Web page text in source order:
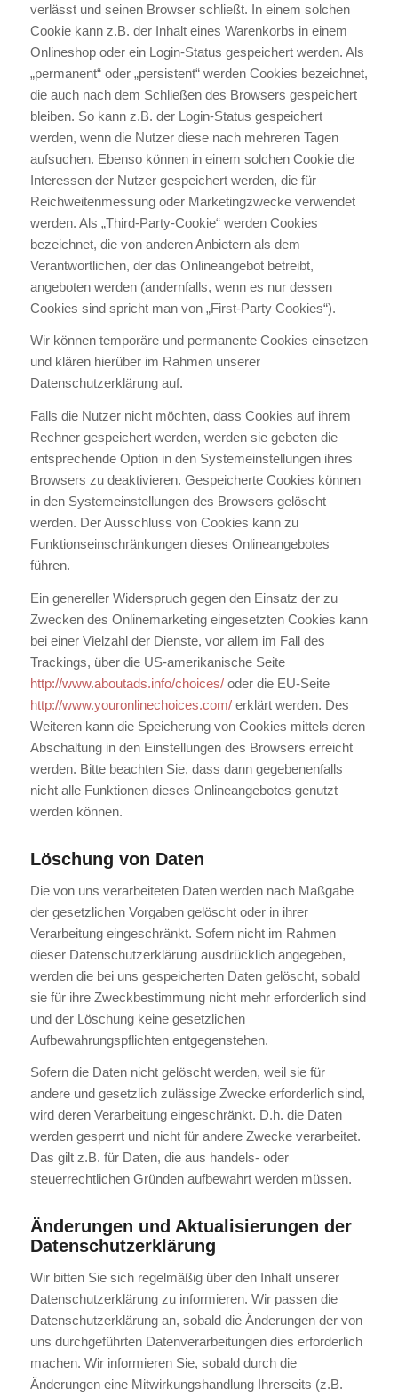
verlässt und seinen Browser schließt. In einem solchen
Cookie kann z.B. der Inhalt eines Warenkorbs in einem
Onlineshop oder ein Login-Status gespeichert werden. Als
„permanent“ oder „persistent“ werden Cookies bezeichnet,
die auch nach dem Schließen des Browsers gespeichert
bleiben. So kann z.B. der Login-Status gespeichert
werden, wenn die Nutzer diese nach mehreren Tagen
aufsuchen. Ebenso können in einem solchen Cookie die
Interessen der Nutzer gespeichert werden, die für
Reichweitenmessung oder Marketingzwecke verwendet
werden. Als „Third-Party-Cookie“ werden Cookies
bezeichnet, die von anderen Anbietern als dem
Verantwortlichen, der das Onlineangebot betreibt,
angeboten werden (andernfalls, wenn es nur dessen
Cookies sind spricht man von „First-Party Cookies“).
Wir können temporäre und permanente Cookies einsetzen
und klären hierüber im Rahmen unserer
Datenschutzerklärung auf.
Falls die Nutzer nicht möchten, dass Cookies auf ihrem
Rechner gespeichert werden, werden sie gebeten die
entsprechende Option in den Systemeinstellungen ihres
Browsers zu deaktivieren. Gespeicherte Cookies können
in den Systemeinstellungen des Browsers gelöscht
werden. Der Ausschluss von Cookies kann zu
Funktionseinschränkungen dieses Onlineangebotes
führen.
Ein genereller Widerspruch gegen den Einsatz der zu
Zwecken des Onlinemarketing eingesetzten Cookies kann
bei einer Vielzahl der Dienste, vor allem im Fall des
Trackings, über die US-amerikanische Seite
http://www.aboutads.info/choices/oder die EU-Seite
http://www.youronlinechoices.com/erklärt werden. Des
Weiteren kann die Speicherung von Cookies mittels deren
Abschaltung in den Einstellungen des Browsers erreicht
werden. Bitte beachten Sie, dass dann gegebenenfalls
nicht alle Funktionen dieses Onlineangebotes genutzt
werden können.
Löschung von Daten
Die von uns verarbeiteten Daten werden nach Maßgabe
der gesetzlichen Vorgaben gelöscht oder in ihrer
Verarbeitung eingeschränkt. Sofern nicht im Rahmen
dieser Datenschutzerklärung ausdrücklich angegeben,
werden die bei uns gespeicherten Daten gelöscht, sobald
sie für ihre Zweckbestimmung nicht mehr erforderlich sind
und der Löschung keine gesetzlichen
Aufbewahrungspflichten entgegenstehen.
Sofern die Daten nicht gelöscht werden, weil sie für
andere und gesetzlich zulässige Zwecke erforderlich sind,
wird deren Verarbeitung eingeschränkt. D.h. die Daten
werden gesperrt und nicht für andere Zwecke verarbeitet.
Das gilt z.B. für Daten, die aus handels- oder
steuerrechtlichen Gründen aufbewahrt werden müssen.
Änderungen und Aktualisierungen der
Datenschutzerklärung
Wir bitten Sie sich regelmäßig über den Inhalt unserer
Datenschutzerklärung zu informieren. Wir passen die
Datenschutzerklärung an, sobald die Änderungen der von
uns durchgeführten Datenverarbeitungen dies erforderlich
machen. Wir informieren Sie, sobald durch die
Änderungen eine Mitwirkungshandlung Ihrerseits (z.B.